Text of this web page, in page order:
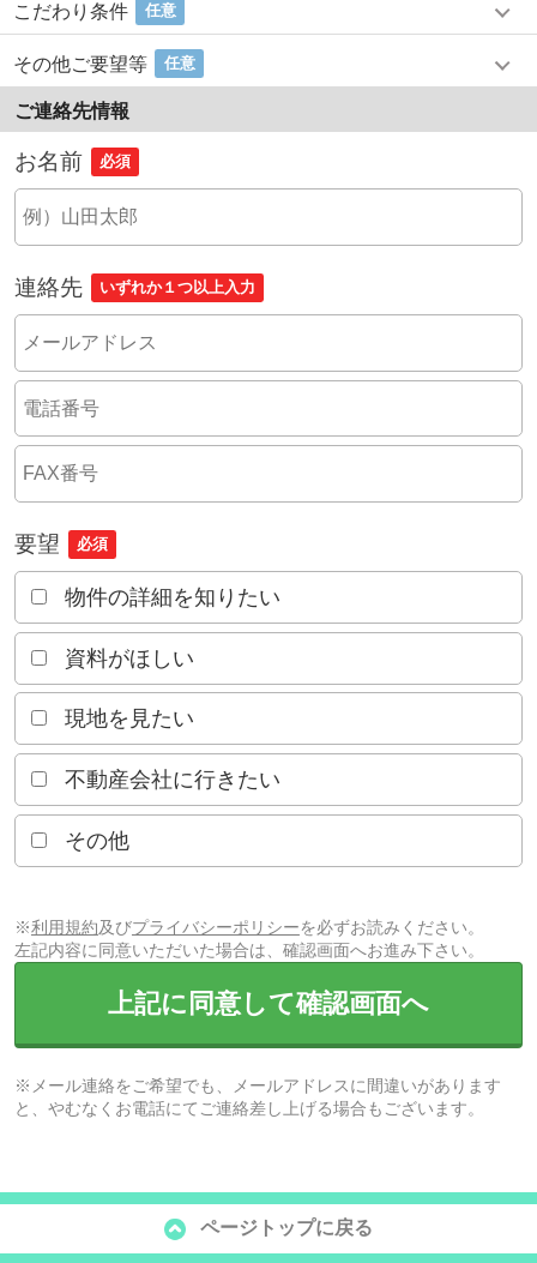
こだわり条件 任意
その他ご要望等 任意
ご連絡先情報
お名前 必須
連絡先 いずれか１つ以上入力
要望 必須
物件の詳細を知りたい
資料がほしい
現地を見たい
不動産会社に行きたい
その他
※利用規約及びプライバシーポリシーを必ずお読みください。
左記内容に同意いただいた場合は、確認画面へお進み下さい。
上記に同意して確認画面へ
※メール連絡をご希望でも、メールアドレスに間違いがあります
と、やむなくお電話にてご連絡差し上げる場合もございます。
ページトップに戻る